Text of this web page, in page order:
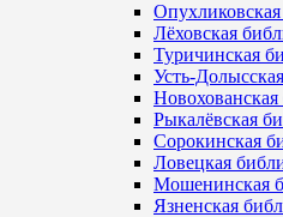
Лёховская
Туричинская
Усть-
Новохованская
Рыкалёвская
Сорокинская
Ловецкая
Мошенинская
Язненская